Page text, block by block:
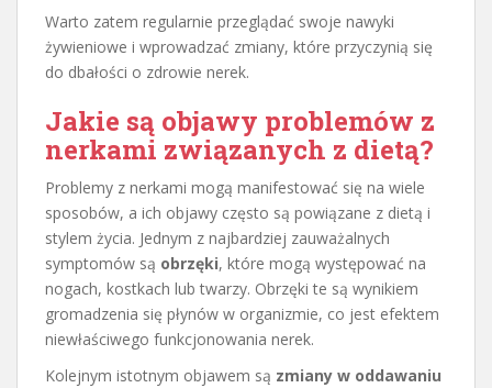
Warto zatem regularnie przeglądać swoje nawyki
żywieniowe i wprowadzać zmiany, które przyczynią się
do dbałości o zdrowie nerek.
Jakie są objawy problemów z
nerkami związanych z dietą?
Problemy z nerkami mogą manifestować się na wiele
sposobów, a ich objawy często są powiązane z dietą i
stylem życia. Jednym z najbardziej zauważalnych
symptomów są obrzęki, które mogą występować na
nogach, kostkach lub twarzy. Obrzęki te są wynikiem
gromadzenia się płynów w organizmie, co jest efektem
niewłaściwego funkcjonowania nerek.
Kolejnym istotnym objawem są zmiany w oddawaniu